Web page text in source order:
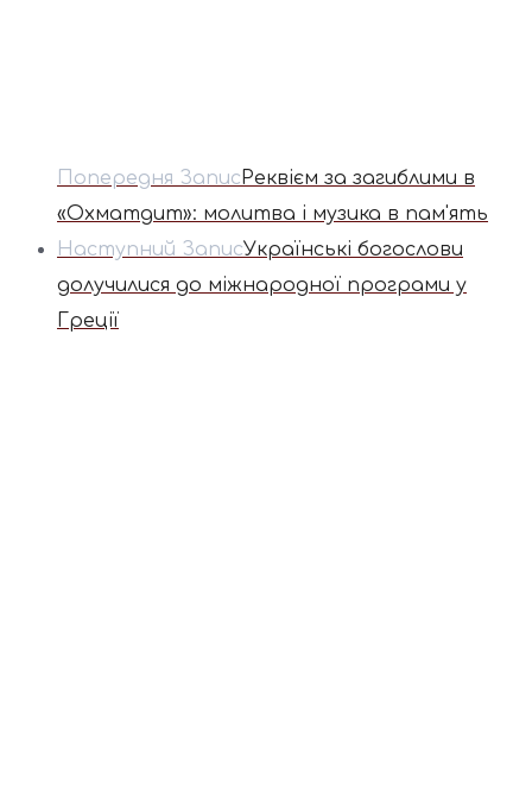
Попередня ЗаписРеквієм за загиблими в
«Охматдит»: молитва і музика в пам'ять
Наступний ЗаписУкраїнські богослови
долучилися до міжнародної програми у
Греції